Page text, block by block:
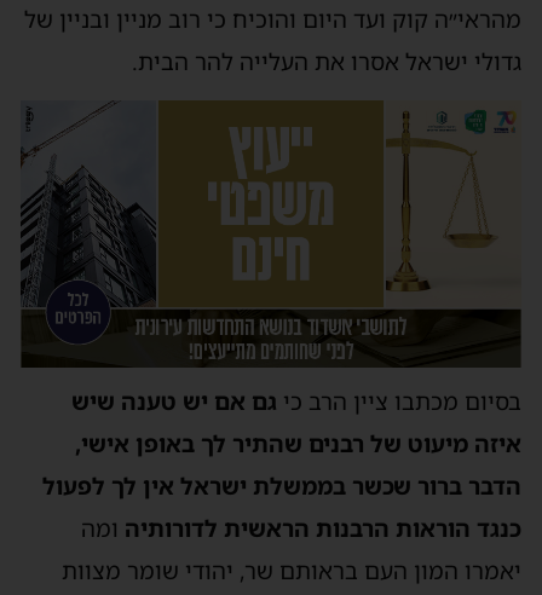
מהראי״ה קוק ועד היום והוכיח כי רוב מניין ובניין של
גדולי ישראל אסרו את העלייה להר הבית.
בסיום מכתבו ציין הרב כי גם אם יש טענה שיש
איזה מיעוט של רבנים שהתיר לך באופן אישי,
הדבר ברור שכשר בממשלת ישראל אין לך לפעול
כנגד הוראות הרבנות הראשית לדורותיה ומה
יאמרו המון העם בראותם שר, יהודי שומר מצוות